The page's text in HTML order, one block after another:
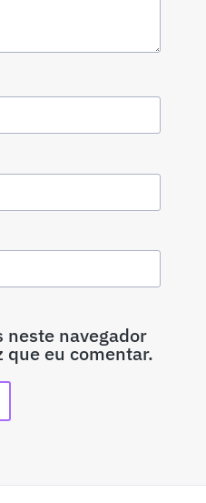
neste navegador
que eu comentar.